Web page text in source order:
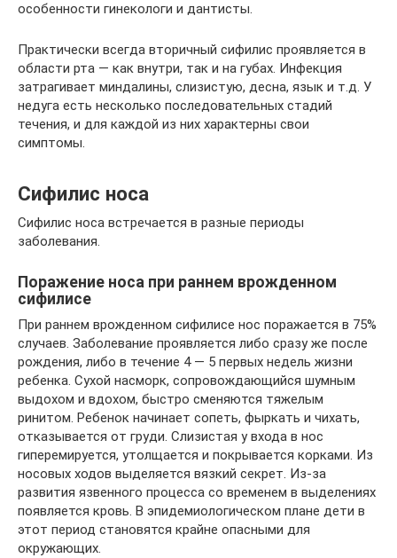
особенности гинекологи и дантисты.
Практически всегда вторичный сифилис проявляется в
области рта — как внутри, так и на губах. Инфекция
затрагивает миндалины, слизистую, десна, язык и т.д. У
недуга есть несколько последовательных стадий
течения, и для каждой из них характерны свои
симптомы.
Сифилис носа
Сифилис носа встречается в разные периоды
заболевания.
Поражение носа при раннем врожденном
сифилисе
При раннем врожденном сифилисе нос поражается в 75%
случаев. Заболевание проявляется либо сразу же после
рождения, либо в течение 4 — 5 первых недель жизни
ребенка. Сухой насморк, сопровождающийся шумным
выдохом и вдохом, быстро сменяются тяжелым
ринитом. Ребенок начинает сопеть, фыркать и чихать,
отказывается от груди. Слизистая у входа в нос
гиперемируется, утолщается и покрывается корками. Из
носовых ходов выделяется вязкий секрет. Из-за
развития язвенного процесса со временем в выделениях
появляется кровь. В эпидемиологическом плане дети в
этот период становятся крайне опасными для
окружающих.